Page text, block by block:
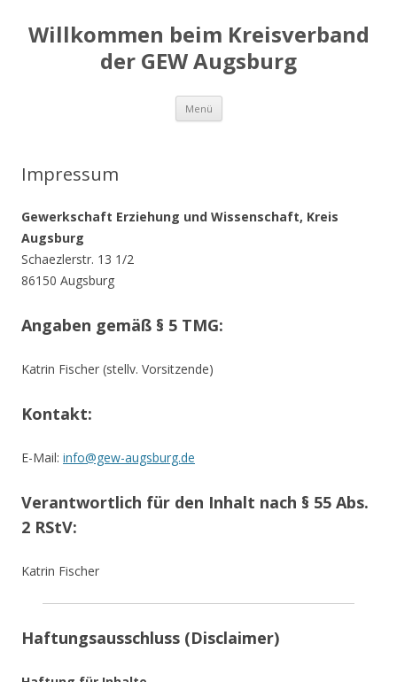
Willkommen beim Kreisverband
der GEW Augsburg
Menü Springe
Inhalt
Impressum
Gewerkschaft Erziehung und Wissenschaft, Kreis
Augsburg
Schaezlerstr. 13 1/2
86150 Augsburg
Angaben gemäß § 5 TMG:
Katrin Fischer (stellv. Vorsitzende)
Kontakt:
E-Mail: info@gew-augsburg.de
Verantwortlich für den Inhalt nach § 55 Abs.
2 RStV:
Katrin Fischer
Haftungsausschluss (Disclaimer)